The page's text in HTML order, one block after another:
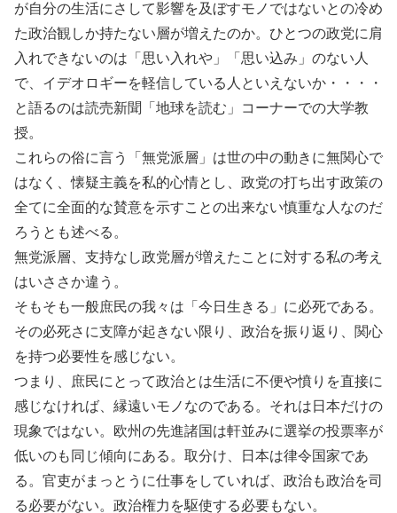
が自分の生活にさして影響を及ぼすモノではないとの冷め
た政治観しか持たない層が増えたのか。ひとつの政党に肩
入れできないのは「思い入れや」「思い込み」のない人
で、イデオロギーを軽信している人といえないか・・・・
と語るのは読売新聞「地球を読む」コーナーでの大学教
授。
これらの俗に言う「無党派層」は世の中の動きに無関心で
はなく、懐疑主義を私的心情とし、政党の打ち出す政策の
全てに全面的な賛意を示すことの出来ない慎重な人なのだ
ろうとも述べる。
無党派層、支持なし政党層が増えたことに対する私の考え
はいささか違う。
そもそも一般庶民の我々は「今日生きる」に必死である。
その必死さに支障が起きない限り、政治を振り返り、関心
を持つ必要性を感じない。
つまり、庶民にとって政治とは生活に不便や憤りを直接に
感じなければ、縁遠いモノなのである。それは日本だけの
現象ではない。欧州の先進諸国は軒並みに選挙の投票率が
低いのも同じ傾向にある。取分け、日本は律令国家であ
る。官吏がまっとうに仕事をしていれば、政治も政治を司
る必要がない。政治権力を駆使する必要もない。